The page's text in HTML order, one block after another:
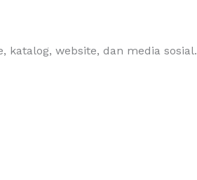
website, dan media sosial.